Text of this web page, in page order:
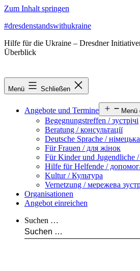
Zum Inhalt springen
#dresdenstandswithukraine
Hilfe für die Ukraine – Dresdner
Überblick
Menü Schließen
Angebote und Termine Menü
Begegnungstreffen / зустрічі
Beratung / консультації
Deutsche Sprache /
Für Frauen / для жінок
Für Kinder und Jugendliche /
Hilfe für Helfende /
Kultur / Культура
Vernetzung / мережева
Organisationen
Angebot einreichen
Suchen …